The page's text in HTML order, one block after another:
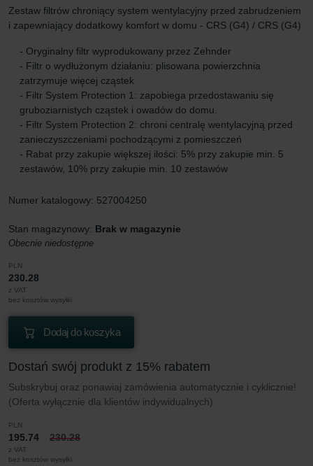
Zestaw filtrów chroniący system wentylacyjny przed zabrudzeniem
i zapewniający dodatkowy komfort w domu - CRS (G4) / CRS (G4)
- Oryginalny filtr wyprodukowany przez Zehnder
- Filtr o wydłużonym działaniu: plisowana powierzchnia
zatrzymuje więcej cząstek
- Filtr System Protection 1: zapobiega przedostawaniu się
gruboziarnistych cząstek i owadów do domu.
- Filtr System Protection 2: chroni centralę wentylacyjną przed
zanieczyszczeniami pochodzącymi z pomieszczeń
- Rabat przy zakupie większej ilości: 5% przy zakupie min. 5
zestawów, 10% przy zakupie min. 10 zestawów
Numer katalogowy: 527004250
Stan magazynowy: Brak w magazynie
Obecnie niedostępne
PLN
230.28
z VAT
bez kosztów wysyłki
Dodaj do koszyka
Dostań swój produkt z 15% rabatem
Subskrybuj oraz ponawiaj zamówienia automatycznie i cyklicznie!
(Oferta wyłącznie dla klientów indywidualnych)
PLN
195.74 230.28
z VAT
bez kosztów wysyłki